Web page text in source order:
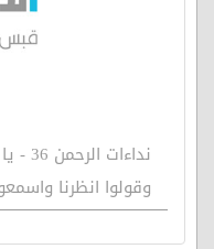
وقولوا انظرنا